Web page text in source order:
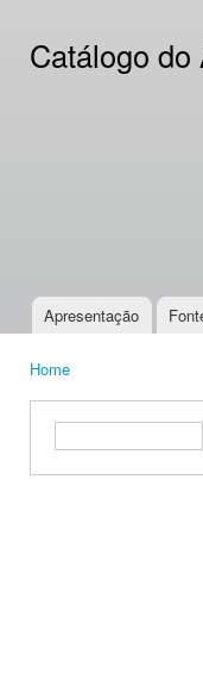
Catálogo
Main menu
Apresentação
Home
Search form